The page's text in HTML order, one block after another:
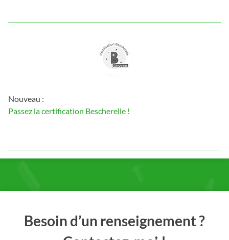
Nouveau :
Passez la certification Bescherelle !
Besoin d’un renseignement ?